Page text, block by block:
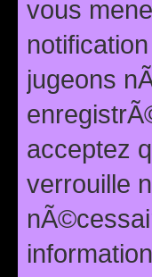
vous
jugeons
acceptez
verrouille